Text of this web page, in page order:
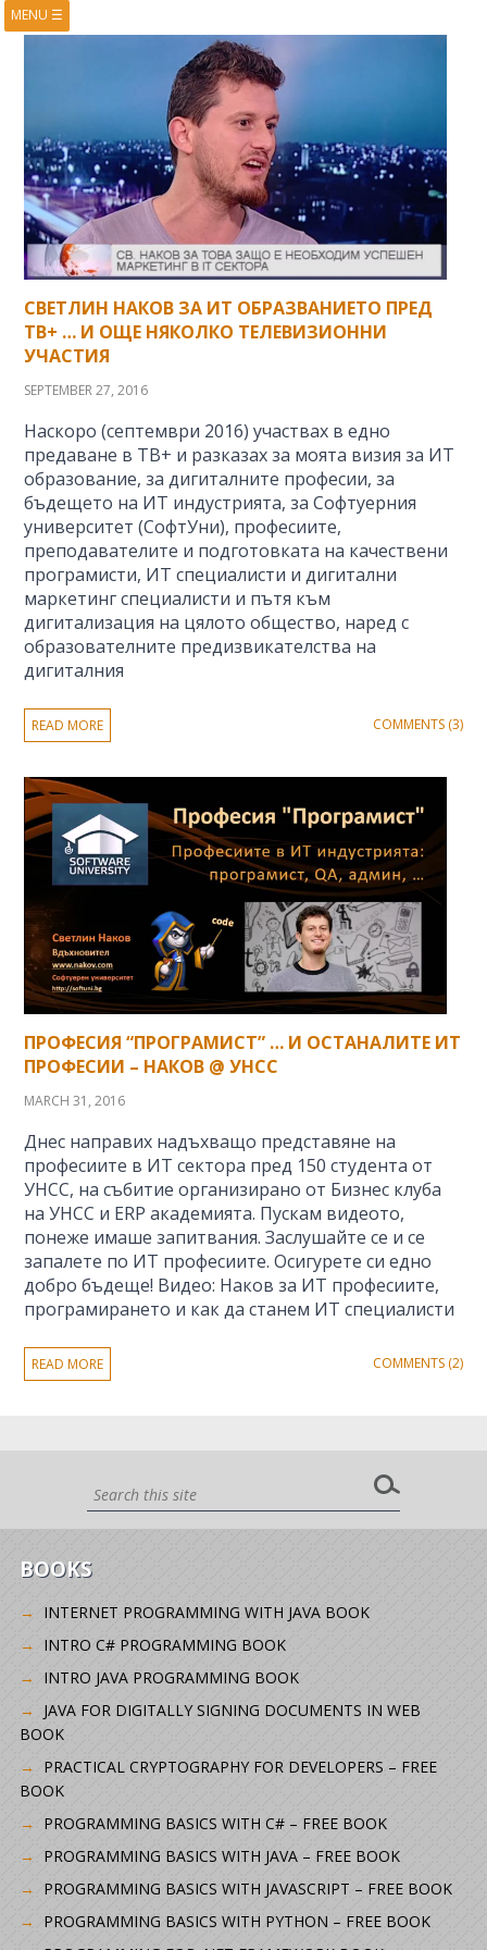
MENU ☰
RESEARCH
PUBLICATIONS
CONTACTS
RSS FEED
СВЕТЛИН НАКОВ ЗА ИТ ОБРАЗВАНИЕТО ПРЕД
ТВ+ … И ОЩЕ НЯКОЛКО ТЕЛЕВИЗИОННИ
УЧАСТИЯ
SEPTEMBER 27, 2016
Наскоро (септември 2016) участвах в едно
предаване в ТВ+ и разказах за моята визия за ИТ
образование, за дигиталните професии, за
бъдещето на ИТ индустрията, за Софтуерния
университет (СофтУни), професиите,
преподавателите и подготовката на качествени
програмисти, ИТ специалисти и дигитални
маркетинг специалисти и пътя към
дигитализация на цялото общество, наред с
образователните предизвикателства на
дигиталния
READ MORE COMMENTS (3)
ПРОФЕСИЯ “ПРОГРАМИСТ” … И ОСТАНАЛИТЕ ИТ
ПРОФЕСИИ – НАКОВ @ УНСС
MARCH 31, 2016
Днес направих надъхващо представяне на
професиите в ИТ сектора пред 150 студента от
УНСС, на събитие организирано от Бизнес клуба
на УНСС и ERP академията. Пускам видеото,
понеже имаше запитвания. Заслушайте се и се
запалете по ИТ професиите. Осигурете си едно
добро бъдеще! Видео: Наков за ИТ професиите,
програмирането и как да станем ИТ специалисти
READ MORE COMMENTS (2)
BOOKS
INTERNET PROGRAMMING WITH JAVA BOOK
INTRO C# PROGRAMMING BOOK
INTRO JAVA PROGRAMMING BOOK
JAVA FOR DIGITALLY SIGNING DOCUMENTS IN WEB
BOOK
PRACTICAL CRYPTOGRAPHY FOR DEVELOPERS – FREE
BOOK
PROGRAMMING BASICS WITH C# – FREE BOOK
PROGRAMMING BASICS WITH JAVA – FREE BOOK
PROGRAMMING BASICS WITH JAVASCRIPT – FREE BOOK
PROGRAMMING BASICS WITH PYTHON – FREE BOOK